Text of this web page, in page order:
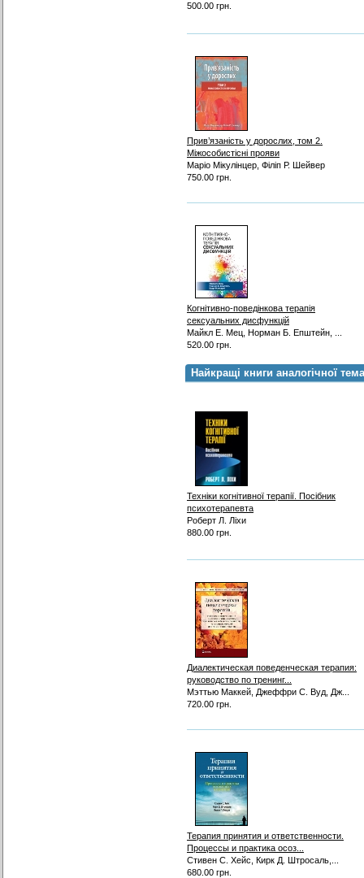
500.00 грн.
Прив’язаність у дорослих, том 2.
Міжособистісні прояви
Маріо Мікулінцер, Філіп Р. Шейвер
750.00 грн.
Когнітивно-поведінкова терапія
сексуальних дисфункцій
Майкл Е. Мец, Норман Б. Епштейн, ...
520.00 грн.
Найкращі книги аналогічної
Техніки когнітивної терапії. Посібник
психотерапевта
Роберт Л. Ліхи
880.00 грн.
Диалектическая поведенческая терапия:
руководство по тренинг...
Мэттью Маккей, Джеффри С. Вуд, Дж...
720.00 грн.
Терапия принятия и ответственности.
Процессы и практика осоз...
Стивен С. Хейс, Кирк Д. Штросаль,...
680.00 грн.